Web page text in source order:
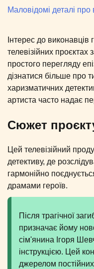
Маловідомі деталі про
Інтерес до
телевізійних
простого перегляду
дізнатися більше про
харизматичних
артиста часто надає
Сюжет
Цей телевізійний
детективу, де
гармонійно
драмами героїв.
Після трагічної
призначає йому
сім'янина Ігоря
інструкцією. Цей
джерелом